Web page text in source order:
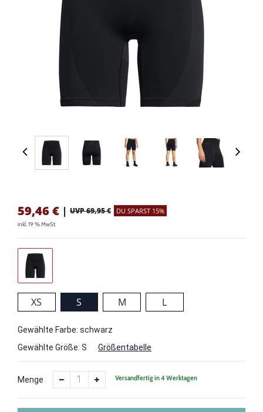
59,46 € | UVP 69,95 € DU SPARST 15%
inkl. 19 % MwSt.
XS S M L
Gewählte Farbe: schwarz
Gewählte Größe: S Größentabelle
Menge Versandfertig in 4 Werktagen